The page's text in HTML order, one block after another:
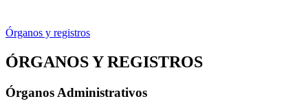
Órganos y registros
ÓRGANOS Y REGISTROS
Órganos Administrativos